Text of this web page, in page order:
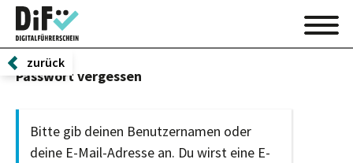
zurück
Passwort vergessen
Bitte gib deinen Benutzernamen oder
deine E-Mail-Adresse an. Du wirst eine E-